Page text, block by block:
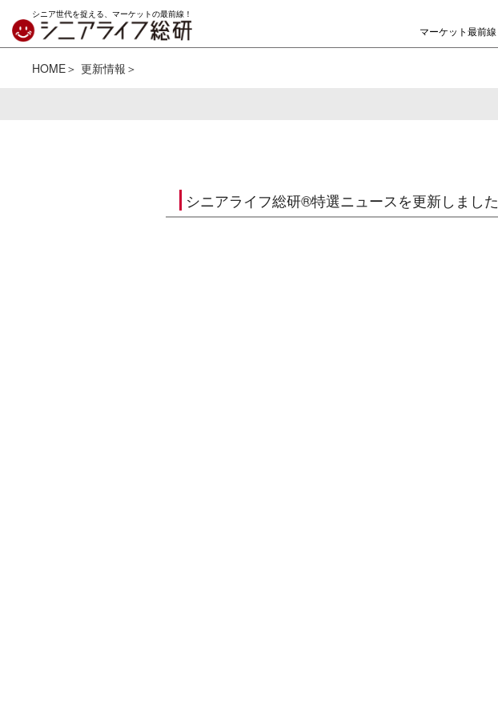
シニア世代を捉える、マーケットの最前線！
マーケット最前線
HOME 更新情報
シニアライフ総研®特選ニュースを更新しました